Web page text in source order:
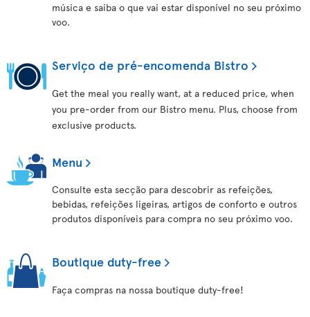
música e saiba o que vai estar disponível no seu próximo
voo.
Serviço de pré-encomenda Bistro
Get the meal you really want, at a reduced price, when
you pre-order from our Bistro menu. Plus, choose from
exclusive products.
Menu
Consulte esta secção para descobrir as refeições,
bebidas, refeições ligeiras, artigos de conforto e outros
produtos disponíveis para compra no seu próximo voo.
Boutique duty-free
Faça compras na nossa boutique duty-free!